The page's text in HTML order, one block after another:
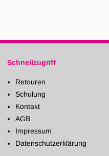
Schnellzugriff
Retouren
Schulung
Kontakt
AGB
Impressum
Datenschutzerklärung